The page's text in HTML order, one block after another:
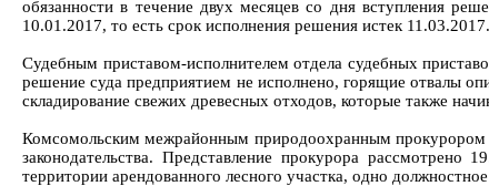
обязанности в течение двух месяцев со дня вступления
10.01.2017, то есть срок исполнения решения истек 11.03.2017.
Судебным приставом-исполнителем отдела судебных
решение суда предприятием не исполнено, горящие отвалы
складирование свежих древесных отходов, которые также
Комсомольским межрайонным природоохранным прокурором
законодательства. Представление прокурора
территории арендованного лесного участка, одно